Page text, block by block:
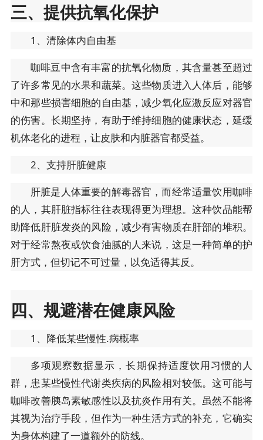
三、提供抗氧化保护
1、清除体内自由基
咖啡豆中含有丰富的抗氧化物质，其含量甚至超过
了许多常见的水果和蔬菜。这些物质进入人体后，能够
中和那些损害细胞的自由基，减少氧化应激反应对器官
的伤害。长期坚持，有助于维持细胞的健康状态，延缓
机体老化的进程，让皮肤和内脏器官都受益。
2、支持肝脏健康
肝脏是人体重要的解毒器官，而经常适量饮用咖啡
的人，其肝脏指标往往表现得更为理想。这种饮品能帮
助降低肝脏发炎的风险，减少有害物质在肝部的堆积。
对于经常熬夜或饮食油腻的人来说，这是一种简单的护
肝方式，但切记不可过量，以免适得其反。
四、规避潜在健康风险
1、降低某些慢性.病概率
多项观察数据显示，长期保持适度饮用习惯的人
群，患某些慢性代谢类疾病的风险相对较低。这可能与
咖啡改善胰岛素敏感性以及抗炎作用有关。虽然不能将
其视为治疗手段，但作为一种生活方式的补充，它确实
为身体构建了一道额外的防线。